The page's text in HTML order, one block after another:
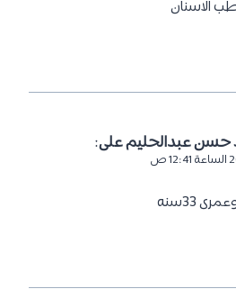
عبدالحليم على:
33سنه